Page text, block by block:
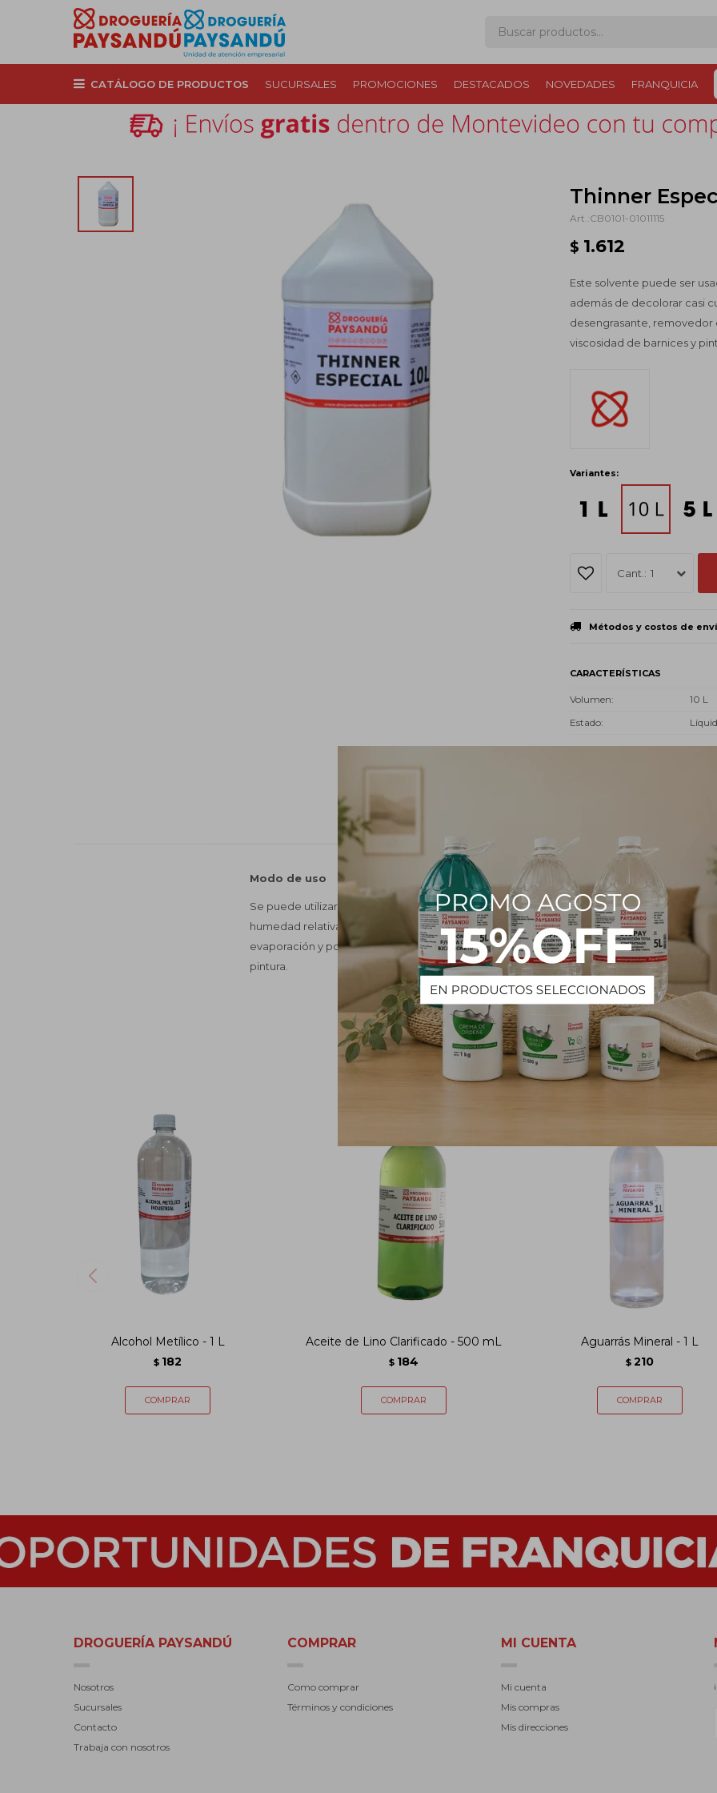
CATÁLOGO DE PRODUCTOS SUCURSALES PROMOCIONES DESTACADOS NOVEDADES FRANQUICIA
Thinner
CB0101-01011115
$ 1.612
Este solvente puede ser
además de decolorar casi
desengrasante, removedor
viscosidad de barnices y
Variantes:
1
Métodos y costos de
CARACTERÍSTICAS
Volumen
10 L
Estado
Modo de uso
Se puede utilizar en la dilución de lacas nitrocelulósicas o acrílicas de terminación
humedad relativa ambiente sea inferior a 70%. También se recomienda por su rápida
evaporación y por su poder de disolución para realizar las tareas de limpieza de sopletes
pintura.
PRODUCTOS QUE TE PUEDEN INTERESAR
Alcohol Metílico - 1 L
$ 182
Aceite de Lino Clarificado - 500 mL
$ 184
Aguarrás Mineral - 1 L
$ 210
DROGUERÍA PAYSANDÚ
Nosotros
Sucursales
Contacto
Trabaja con nosotros
COMPRAR
Como comprar
Términos y condiciones
MI CUENTA
Mi cuenta
Mis compras
Mis direcciones